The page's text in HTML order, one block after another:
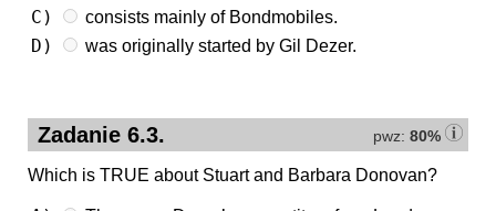
C) consists mainly of Bondmobiles.
D) was originally started by Gil Dezer.
pwz: 80%
Zadanie 6.3.
Which is TRUE about Stuart and Barbara Donovan?